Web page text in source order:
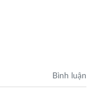
Bình luận